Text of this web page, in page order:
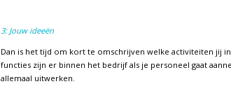
3: Jouw ideeën
Dan is het tijd om kort te omschrijven welke activiteiten jij
functies zijn er binnen het bedrijf als je personeel gaat
allemaal uitwerken.